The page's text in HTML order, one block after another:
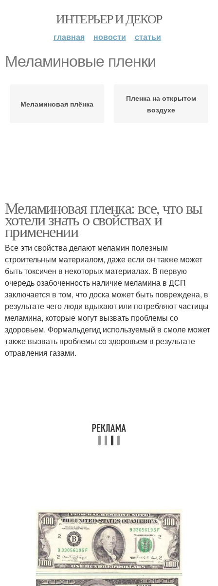
ИНТЕРЬЕР И ДЕКОР
главная новости статьи
Меламиновые пленки
Меламиновая плёнка
Пленка на открытом
воздухе
Меламиновая пленка: все, что вы
хотели знать о свойствах и
применении
Все эти свойства делают меламин полезным
строительным материалом, даже если он также может
быть токсичен в некоторых материалах. В первую
очередь озабоченность наличие меламина в ДСП
заключается в том, что доска может быть повреждена, в
результате чего люди вдыхают или потребляют частицы
меламина, которые могут вызвать проблемы со
здоровьем. Формальдегид используемый в смоле может
также вызвать проблемы со здоровьем в результате
отравления газами.